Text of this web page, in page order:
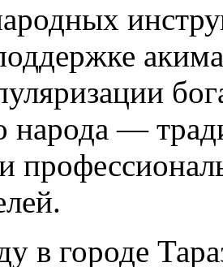
народа —
в городе